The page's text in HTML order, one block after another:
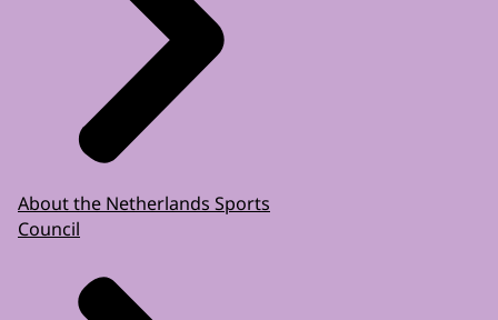
About the Netherlands Sports
Council